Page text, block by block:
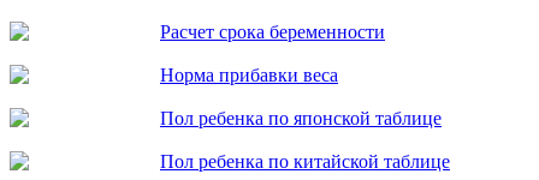
Расчет срока беременности
Норма прибавки веса
Пол ребенка по японской таблице
Пол ребенка по китайской таблице